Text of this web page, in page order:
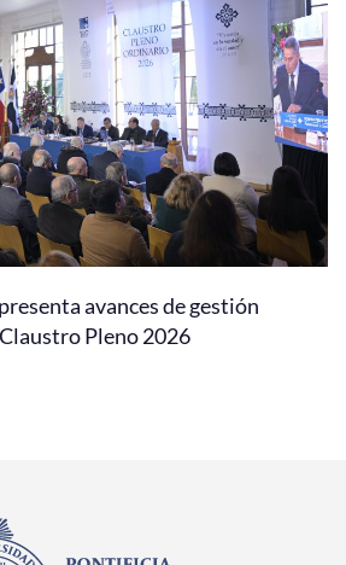
avances de gestión
Pleno 2026